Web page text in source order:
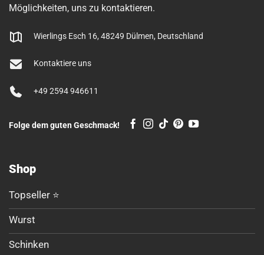
Möglichkeiten, uns zu kontaktieren.
Wierlings Esch 16, 48249 Dülmen, Deutschland
Kontaktiere uns
+49 2594 946611
Folge dem guten Geschmack!
Shop
Topseller ⭐
Wurst
Schinken